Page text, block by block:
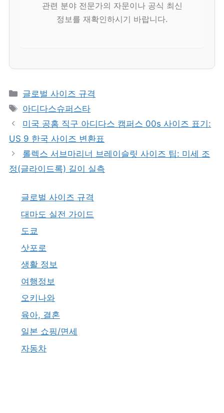
관련 분야 전문가의 자문이나 공식 최신
정보를 재확인하시기 바랍니다.
카
테
리
글로벌 사이즈 규격
태
그
아디다스슈퍼스타
미국 공홈 직구 아디다스 캠퍼스 00s 사이즈 표기:
US 9 한국 사이즈 변환표
롤렉스 서브마리너 브레이슬릿 사이즈 팁: 미세 조
정(글라이드록) 길이 실측
글로벌 사이즈 규격
대마도 실전 가이드
도쿄
삿포로
생활 정보
여행정보
오키나와
육아, 결혼
일본 쇼핑/면세
자동차